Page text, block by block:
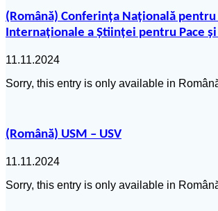
(Română) Conferința Națională
Internaționale a Științei pentru Pace
11.11.2024
Sorry, this entry is only available in
(Română) USM – USV
11.11.2024
Sorry, this entry is only available in